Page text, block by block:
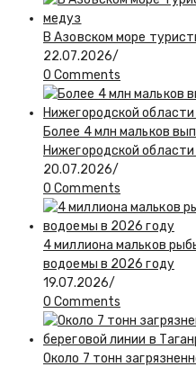
В Азовском море
22.07.2026/
0 Comments
Более 4 млн мальков
Нижегородской
20.07.2026/
0 Comments
4 миллиона мальков
водоемы в 2026 году
19.07.2026/
0 Comments
Около 7 тонн